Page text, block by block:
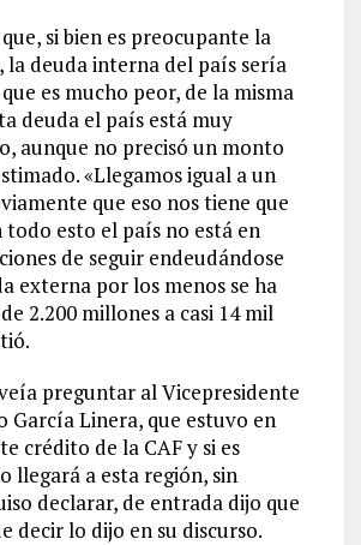
si bien es preocupante la
la deuda interna del país sería
es mucho peor, de la misma
deuda el país está muy
aunque no precisó un monto
«Llegamos igual a un
que eso nos tiene que
todo esto el país no está en
de seguir endeudándose
externa por los menos se ha
2.200 millones a casi 14 mil
preguntar al Vicepresidente
García Linera, que estuvo en
crédito de la CAF y si es
llegará a esta región, sin
declarar, de entrada dijo que
decir lo dijo en su discurso.